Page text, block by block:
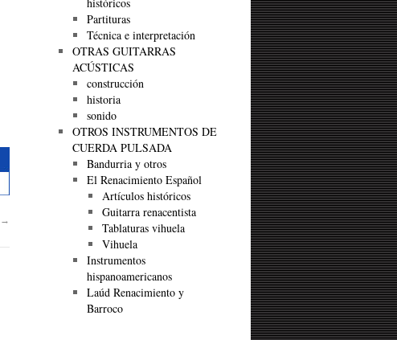
→
Partituras
Técnica e interpretación
OTRAS GUITARRAS
ACÚSTICAS
construcción
historia
sonido
OTROS INSTRUMENTOS DE
CUERDA PULSADA
Bandurria y otros
El Renacimiento Español
Artículos históricos
Guitarra renacentista
Tablaturas vihuela
Vihuela
Instrumentos
hispanoamericanos
Laúd Renacimiento y
Barroco